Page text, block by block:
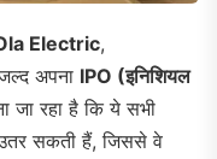
Electric,
अपना IPO (इनिशियल
जा रहा है कि ये सभी
उतर सकती हैं, जिससे वे